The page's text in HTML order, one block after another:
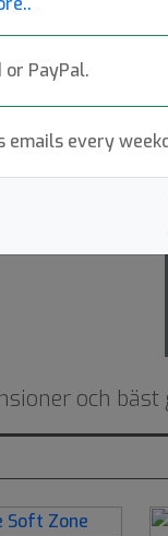
or PayPal.
emails every
och bäst